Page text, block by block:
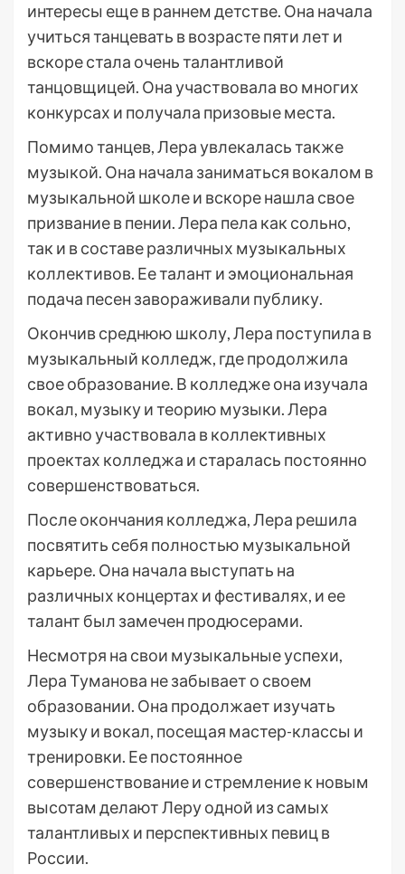
интересы еще в раннем детстве. Она начала
учиться танцевать в возрасте пяти лет и
вскоре стала очень талантливой
танцовщицей. Она участвовала во многих
конкурсах и получала призовые места.
Помимо танцев, Лера увлекалась также
музыкой. Она начала заниматься вокалом в
музыкальной школе и вскоре нашла свое
призвание в пении. Лера пела как сольно,
так и в составе различных музыкальных
коллективов. Ее талант и эмоциональная
подача песен завораживали публику.
Окончив среднюю школу, Лера поступила в
музыкальный колледж, где продолжила
свое образование. В колледже она изучала
вокал, музыку и теорию музыки. Лера
активно участвовала в коллективных
проектах колледжа и старалась постоянно
совершенствоваться.
После окончания колледжа, Лера решила
посвятить себя полностью музыкальной
карьере. Она начала выступать на
различных концертах и фестивалях, и ее
талант был замечен продюсерами.
Несмотря на свои музыкальные успехи,
Лера Туманова не забывает о своем
образовании. Она продолжает изучать
музыку и вокал, посещая мастер-классы и
тренировки. Ее постоянное
совершенствование и стремление к новым
высотам делают Леру одной из самых
талантливых и перспективных певиц в
России.